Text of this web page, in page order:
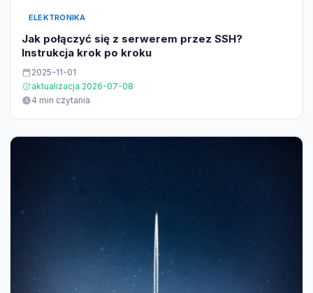
ELEKTRONIKA
Jak połączyć się z serwerem przez SSH?
Instrukcja krok po kroku
2025-11-01
aktualizacja 2026-07-08
4 min czytania